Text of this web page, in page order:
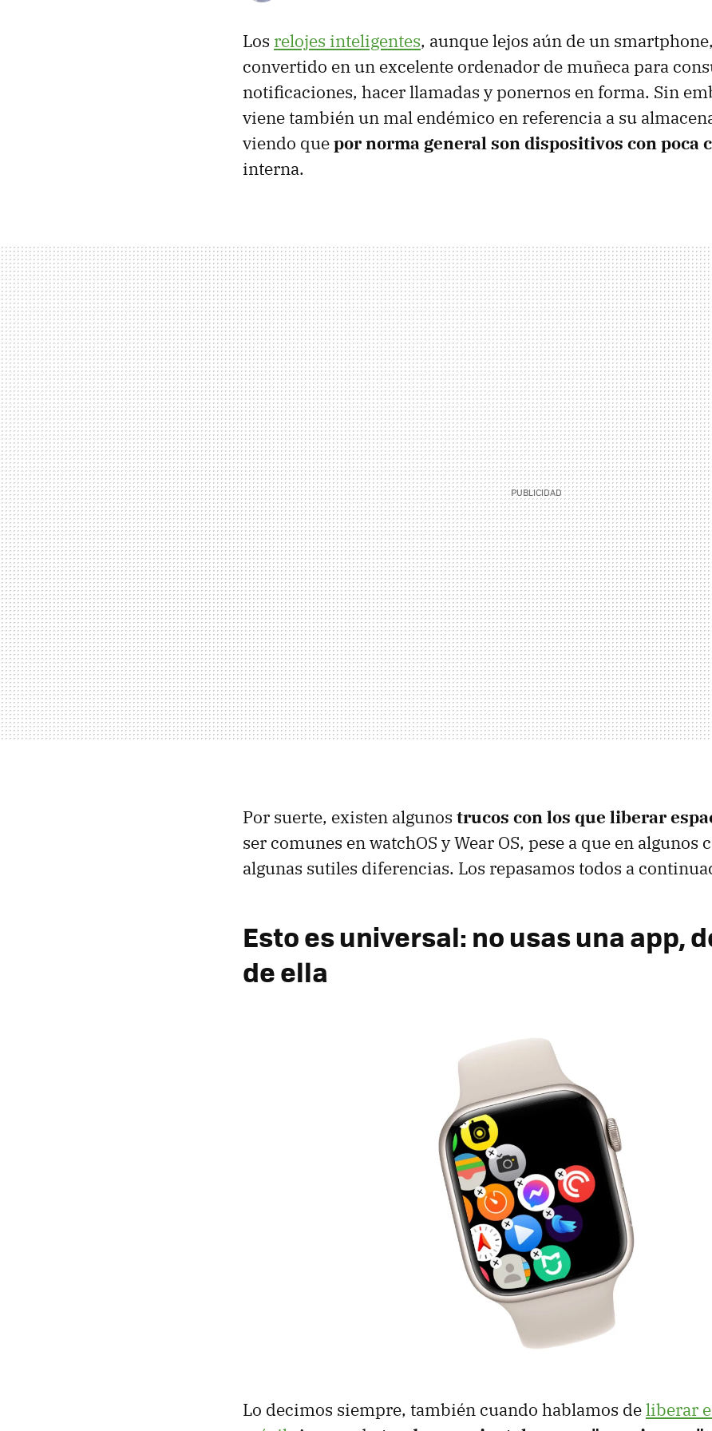
Los relojes inteligentes, aunque lejos aún de un
convertido en un excelente ordenador de muñeca para
notificaciones, hacer llamadas y ponernos en forma. Sin
viene también un mal endémico en referencia a su
viendo quepor norma general son dispositivos con poca
interna.
Por suerte, existen algunos trucos con los que liberar
ser comunes en watchOS y Wear OS, pese a que en algunos
algunas sutiles diferencias. Los repasamos todos a
Esto es universal: no usas una app,
de ella
Lo decimos siempre, también cuando hablamos deliberar